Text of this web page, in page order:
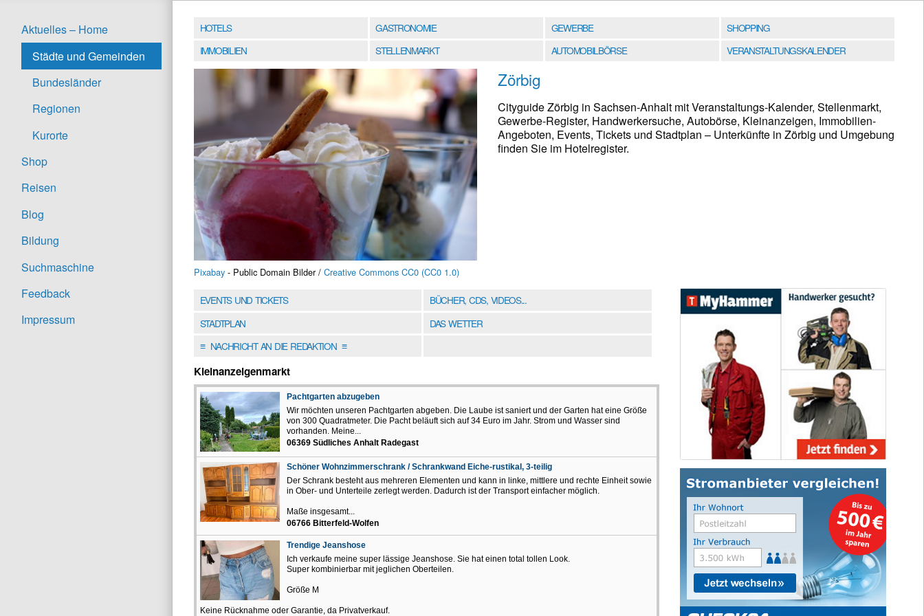
Aktuelles – Home
Städte und Gemeinden
Bundesländer
Regionen
Kurorte
Shop
Reisen
Blog
Bildung
Suchmaschine
Feedback
Impressum
HOTELS GASTRONOMIE GEWERBE
SHOPPING
IMMOBILIEN
STELLENMARKT AUTOMOBILBÖRSE VERANSTALTUNGSKALENDER
Pixabay - Public Domain Bilder / Creative Commons CC0 (CC0 1.0)
Zörbig
Cityguide Zörbig in Sachsen-Anhalt mit Veranstaltungs-Kalender, Stellenmarkt,
Gewerbe-Register, Handwerkersuche, Autobörse, Kleinanzeigen, Immobilien-
Angeboten, Events, Tickets und Stadtplan – Unterkünfte in Zörbig und Umgebung
finden Sie im Hotelregister.
EVENTS UND TICKETS
BÜCHER, CDS, VIDEOS...
STADTPLAN
DAS WETTER
≡NACHRICHT AN DIE REDAKTION≡
Kleinanzeigenmarkt
Pachtgarten abzugeben
Wir möchten unseren Pachtgarten abgeben. Die Laube ist saniert und der Garten hat eine Größe
von 300 Quadratmeter. Die Pacht beläuft sich auf 34 Euro im Jahr. Strom und Wasser sind
vorhanden. Meine...
06369 Südliches Anhalt Radegast
Schöner Wohnzimmerschrank / Schrankwand Eiche-rustikal, 3-teilig
Der Schrank besteht aus mehreren Elementen und kann in linke, mittlere und rechte Einheit sowie
in Ober- und Unterteile zerlegt werden. Dadurch ist der Transport einfacher möglich.
Maße insgesamt...
06766 Bitterfeld-Wolfen
Trendige Jeanshose
Ich verkaufe meine super lässige Jeanshose. Sie hat einen total tollen Look.
Super kombinierbar mit jeglichen Oberteilen.
Größe M
Keine Rücknahme oder Garantie, da Privatverkauf.